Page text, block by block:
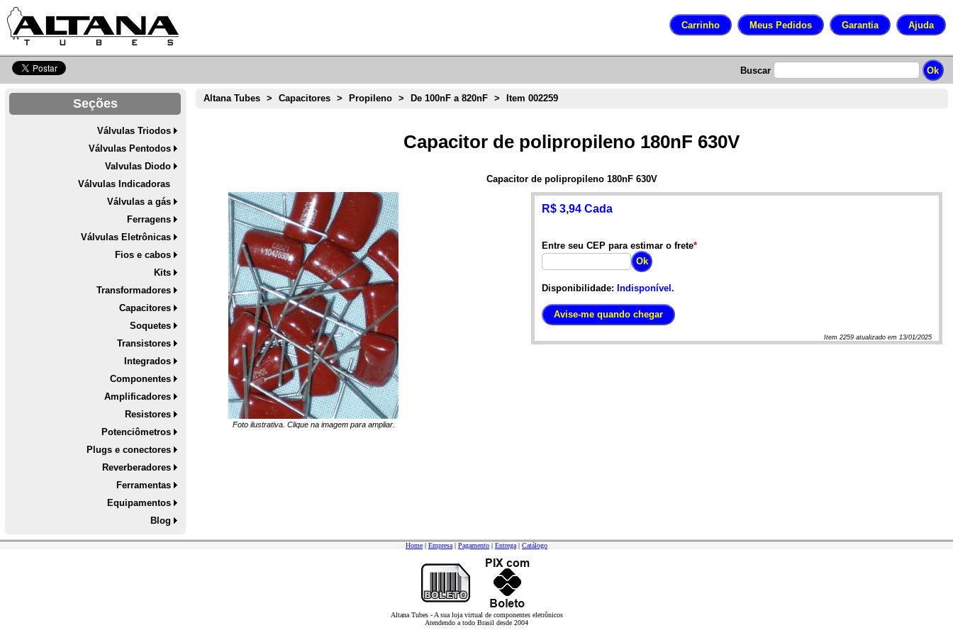
Buscar
Seções
Válvulas Triodos
Válvulas Pentodos
Valvulas Diodo
Válvulas Indicadoras
Válvulas a gás
Ferragens
Válvulas Eletrônicas
Fios e cabos
Kits
Transformadores
Capacitores
Soquetes
Transistores
Integrados
Componentes
Amplificadores
Resistores
Potenciômetros
Plugs e conectores
Reverberadores
Ferramentas
Equipamentos
Blog
Altana Tubes > Capacitores > Propileno > De 100nF a 820nF > Item 002259
Capacitor de polipropileno 180nF 630V
Capacitor de polipropileno 180nF 630V
Foto ilustrativa. Clique na imagem para ampliar.
R$ 3,94 Cada
Entre seu CEP para estimar o frete*
Disponibilidade: Indisponível.
Item2259 atualizado em 13/01/2025
Home | Empresa | Pagamento | Entrega | Catálogo
Altana Tubes - A sua loja virtual de componentes eletrônicos
Atendendo a todo Brasil desde 2004